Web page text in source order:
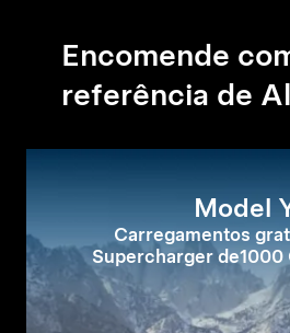
Encomende
referência de
Model
Carregamentos
Supercharger